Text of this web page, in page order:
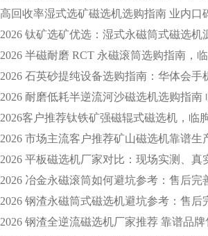
2026 平板磁选机厂家对比：现场实测、
2026 钢渣全逆流磁选机厂家推荐 靠谱品